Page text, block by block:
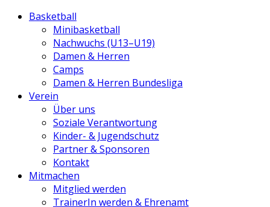
Basketball
Minibasketball
Nachwuchs (U13–U19)
Damen & Herren
Camps
Damen & Herren Bundesliga
Verein
Über uns
Soziale Verantwortung
Kinder- & Jugendschutz
Partner & Sponsoren
Kontakt
Mitmachen
Mitglied werden
TrainerIn werden & Ehrenamt